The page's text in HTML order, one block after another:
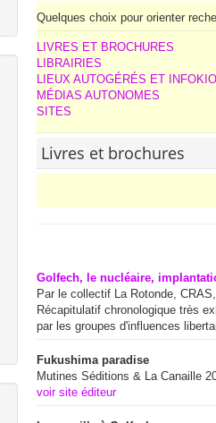
Quelques choix pour orienter
LIVRES ET BROCHURES
LIBRAIRIES
LIEUX AUTOGÉRÉS ET
MÉDIAS AUTONOMES
SITES
Livres et brochures
Golfech, le nucléaire,
Par le collectif La Rotonde,
Récapitulatif chronologique très
par les groupes d'influences
Fukushima paradise
Mutines Séditions & La Canaille
voir site éditeur